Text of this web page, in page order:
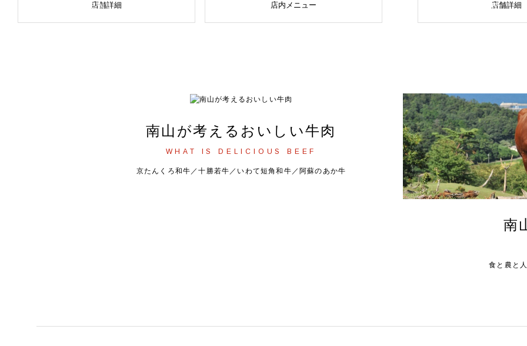
NANZAN EIGENJI KAN
店舗詳細 店内メニュー GYU TERROIR店舗詳細
南山が考えるおいしい牛肉
WHAT IS DELICIOUS BEEF
京たんくろ和牛／十勝若牛／いわて短角和牛／阿蘇のあか牛
南
食と農と